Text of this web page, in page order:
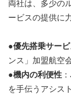
両社は、多少の
ービスの提供に
●優先搭乗サービ
ンス」加盟航空
●機内の利便性
を手伝うアシス